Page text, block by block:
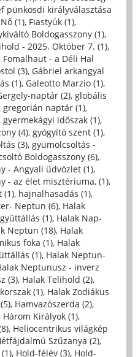
pünkösdi királyválasztása
(1), Fiastyúk (1),
Boldogasszony (1),
- 2025. Október 7. (1),
Fomalhaut - a Déli Hal
(3), Gábriel arkangyal
(1), Galeotto Marzio (1),
naptár (2), globális
gregorián naptár (1),
gyermekágyi időszak (1),
(4), gyógyító szent (1),
(3), gyümölcsoltás -
Boldogasszony (6),
- Angyali üdvözlet (1),
- az élet misztériuma, (1),
(1), hajnalhasadás (1),
Neptun (6), Halak
(1), Halak Nap-
Neptun (18), Halak
foka (1), Halak
(1), Halak Neptun-
Neptunusz - inverz
(3), Halak Telihold (2),
(1), Halak Zodiákus
, Hamvazószerda (2),
Három Királyok (1),
, Heliocentrikus világkép
Szűzanya (2),
, Hold-félév (3), Hold-